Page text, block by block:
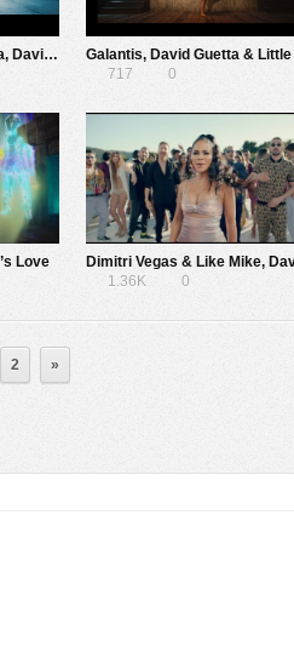
Black Eyed Peas, Shakira, David Guetta — Don’t You Worry
717
0
Love
1.36K
0
2 »